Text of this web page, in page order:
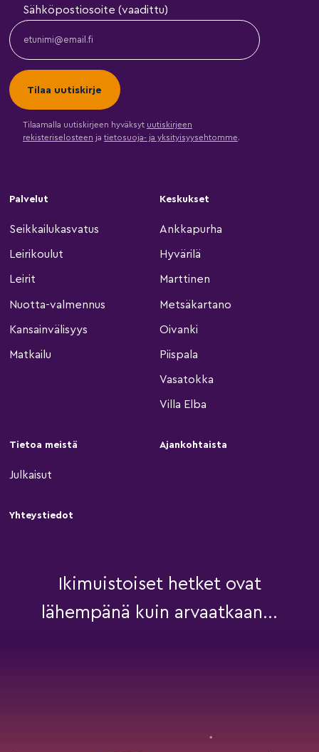
Sähköpostiosoite (vaadittu)
Tilaamalla uutiskirjeen hyväksyt uutiskirjeen
rekisteriselosteen ja tietosuoja- ja yksityisyysehtomme.
Palvelut
Seikkailukasvatus
Leirikoulut
Leirit
Nuotta-valmennus
Kansainvälisyys
Matkailu
Keskukset
Ankkapurha
Hyvärilä
Marttinen
Metsäkartano
Oivanki
Piispala
Vasatokka
Villa Elba
Tietoa meistä
Julkaisut
Ajankohtaista
Yhteystiedot
Ikimuistoiset hetket ovat
lähempänä kuin arvaatkaan...